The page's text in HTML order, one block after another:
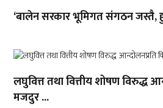
‘बालेन सरकार भूमिगत संगठन जस्तै,
लघुवित्त तथा वित्तीय शोषण विरुद्ध
मजदुर ...